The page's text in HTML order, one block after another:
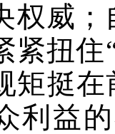
权威
紧扭
矩挺
利益